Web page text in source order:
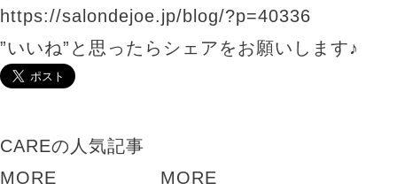
https://salondejoe.jp/blog/?p=40336
”いいね”と思ったらシェアをお願いします♪
CAREの人気記事
MORE
MORE